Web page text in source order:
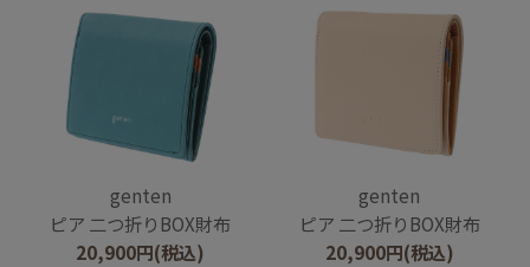
genten
ピア 二つ折りBOX財布
20,900円(税込)
genten
ピア 二つ折りBOX財布
20,900円(税込)